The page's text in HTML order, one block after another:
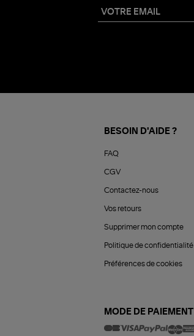
BESOIN D'AIDE ?
FAQ
CGV
Contactez-nous
Vos retours
Supprimer mon compte
Politique de confidentialité
Préférences de cookies
MODE DE PAIEMENT